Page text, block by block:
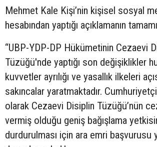
Mehmet Kale Kişi’nin kişisel sosyal
hesabından yaptığı açıklamanın
“UBP-YDP-DP Hükümetinin Cezaevi
Tüzüğü'nde yaptığı son değişiklikler
kuvvetler ayrılığı ve yasallık ilkeleri
sakıncalar yaratmaktadır.
olarak Cezaevi Disiplin Tüzüğü’nün
vermiş olduğu geniş bağışlama
durdurulması için ara emri başvurusu